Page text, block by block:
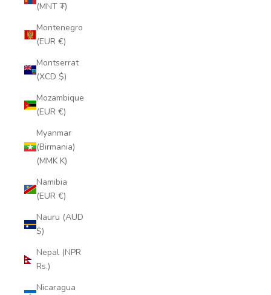
(MNT ₮)
Montenegro
(EUR €)
Montserrat
(XCD $)
Mozambique
(EUR €)
Myanmar
(Birmania)
(MMK K)
Namibia
(EUR €)
Nauru (AUD
$)
Nepal (NPR
Rs.)
Nicaragua